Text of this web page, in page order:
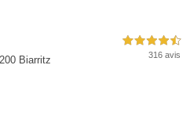
Biarritz
4,5 étoiles sur 5
316 avis